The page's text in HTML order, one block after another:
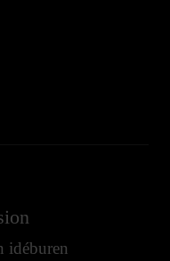
idéburen